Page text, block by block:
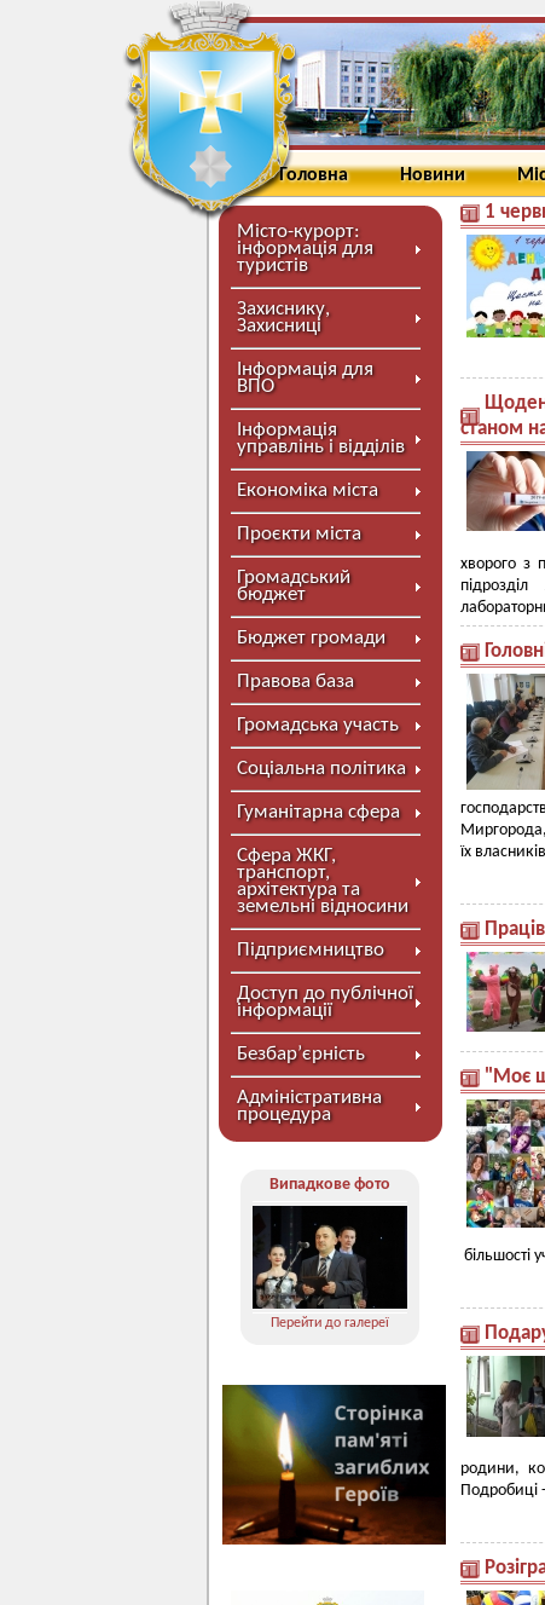
Головна Новини
Місто-курорт:
інформація для
туристів
Захиснику,
Захисниці
Інформація для
ВПО
Інформація
управлінь і відділів
Економіка міста
Проєкти міста
Громадський
бюджет
Бюджет громади
Правова база
Громадська участь
Соціальна політика
Гуманітарна сфера
Сфера ЖКГ,
транспорт,
архітектура та
земельні відносини
Підприємництво
Доступ до публічної
інформації
Безбар’єрність
Адміністративна
процедура
Випадкове фото
Перейти до галереї
1
станом
хворого з
їх
"Моє
більшості
родини,
Подробиці